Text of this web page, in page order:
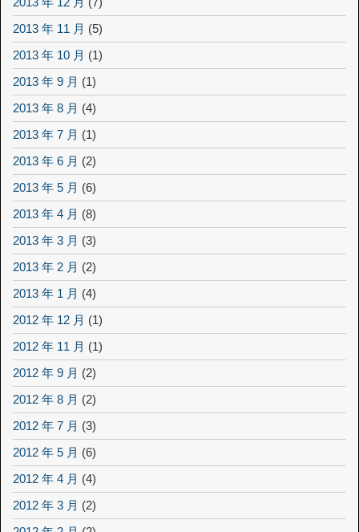
2013 年 11 月 (5)
2013 年 10 月 (1)
2013 年 9 月 (1)
2013 年 8 月 (4)
2013 年 7 月 (1)
2013 年 6 月 (2)
2013 年 5 月 (6)
2013 年 4 月 (8)
2013 年 3 月 (3)
2013 年 2 月 (2)
2013 年 1 月 (4)
2012 年 12 月 (1)
2012 年 11 月 (1)
2012 年 9 月 (2)
2012 年 8 月 (2)
2012 年 7 月 (3)
2012 年 5 月 (6)
2012 年 4 月 (4)
2012 年 3 月 (2)